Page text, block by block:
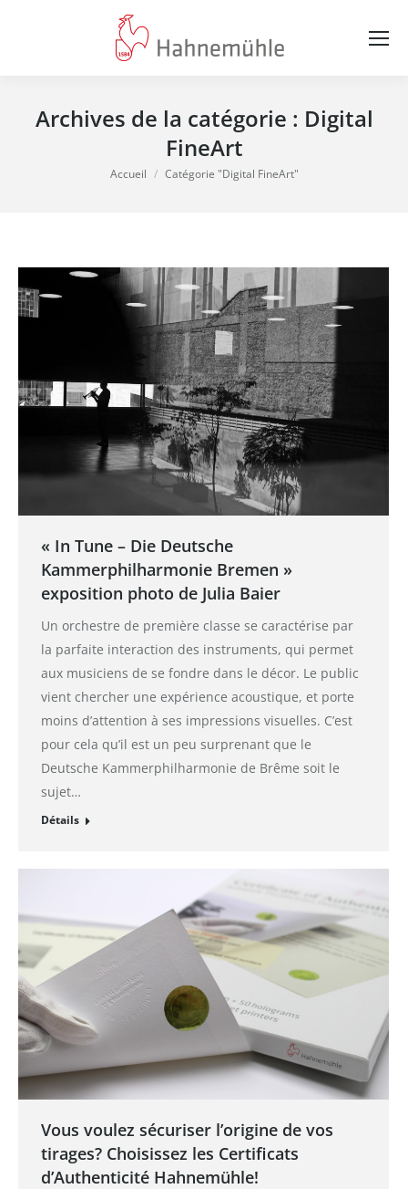
Archives de la catégorie : Digital
FineArt
Vous êtes ici :
Accueil Catégorie "Digital FineArt"
« In Tune – Die Deutsche
Kammerphilharmonie Bremen »
exposition photo de Julia Baier
Un orchestre de première classe se caractérise par
la parfaite interaction des instruments, qui permet
aux musiciens de se fondre dans le décor. Le public
vient chercher une expérience acoustique, et porte
moins d’attention à ses impressions visuelles. C’est
pour cela qu’il est un peu surprenant que le
Deutsche Kammerphilharmonie de Brême soit le
sujet…
Détails
Vous voulez sécuriser l’origine de vos
tirages? Choisissez les Certificats
d’Authenticité Hahnemühle!